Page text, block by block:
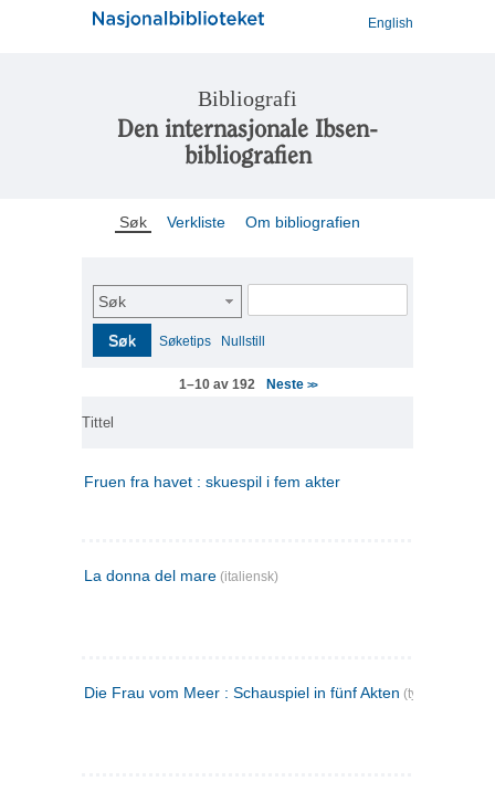
English
Bibliografi
Den internasjonale Ibsen-
bibliografien
Søk Verkliste Om bibliografien
Søk
Søk Søketips Nullstill
1–10 av 192 Neste >>
Tittel
Fruen fra havet : skuespil i fem akter
La donna del mare (italiensk)
Die Frau vom Meer : Schauspiel in fünf Akten (tysk)